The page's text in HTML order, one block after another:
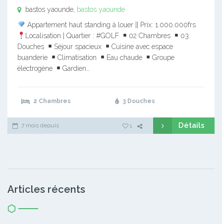
bastos yaounde, bastos yaounde
Appartement haut standing à louer || Prix: 1.000.000frs
Localisation | Quartier : #GOLF
02 Chambres
03
Douches
Séjour spacieux
Cuisine avec espace
buanderie
Climatisation Eau chaude
Groupe
électrogène
Gardien…
2 Chambres 3 Douches
7 mois depuis 1 Détails
Articles récents